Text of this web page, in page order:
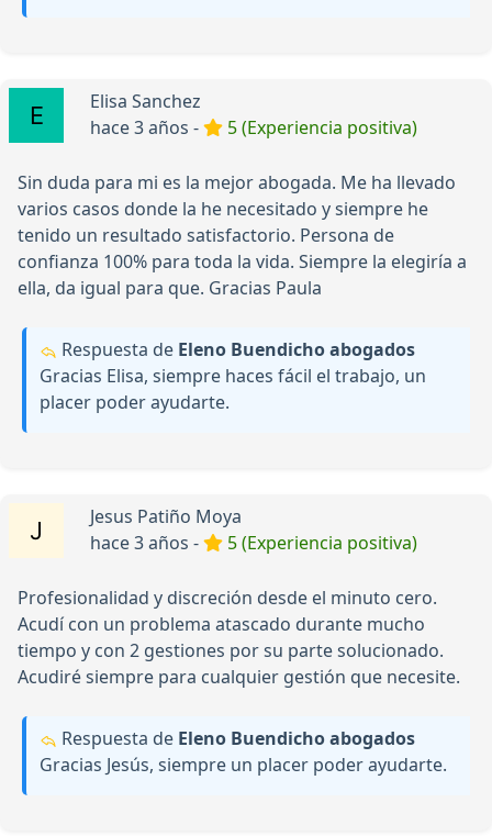
Elisa Sanchez
hace 3 años -
5 (Experiencia positiva)
Sin duda para mi es la mejor abogada. Me ha llevado
varios casos donde la he necesitado y siempre he
tenido un resultado satisfactorio. Persona de
confianza 100% para toda la vida. Siempre la elegiría a
ella, da igual para que. Gracias Paula
Respuesta de Eleno Buendicho abogados
Gracias Elisa, siempre haces fácil el trabajo, un
placer poder ayudarte.
Jesus Patiño Moya
hace 3 años -
5 (Experiencia positiva)
Profesionalidad y discreción desde el minuto cero.
Acudí con un problema atascado durante mucho
tiempo y con 2 gestiones por su parte solucionado.
Acudiré siempre para cualquier gestión que necesite.
Respuesta de Eleno Buendicho abogados
Gracias Jesús, siempre un placer poder ayudarte.